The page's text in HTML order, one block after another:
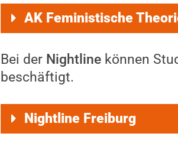
AK Feministische
Bei der Nightlinekönnen
beschäftigt.
Nightline Freiburg